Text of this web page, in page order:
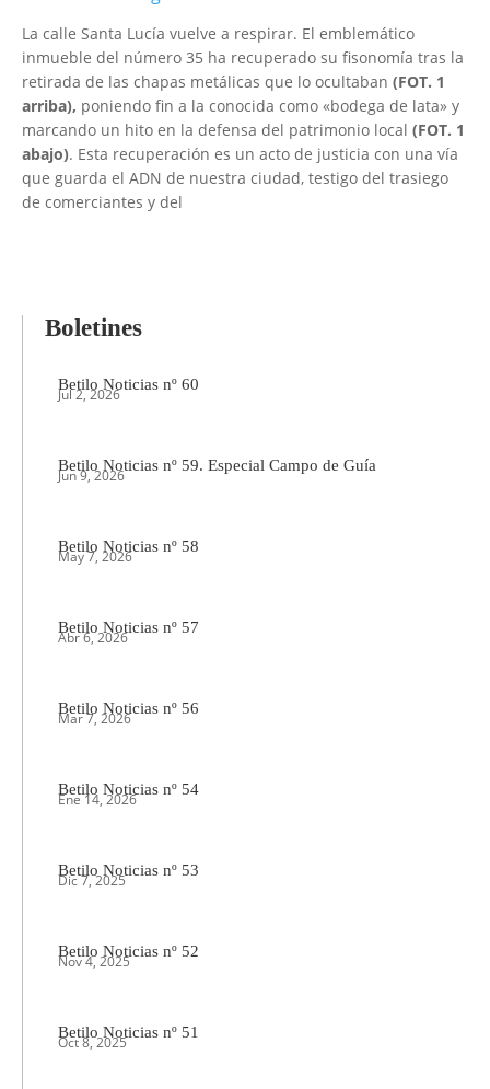
La calle Santa Lucía vuelve a respirar. El emblemático
inmueble del número 35 ha recuperado su fisonomía tras la
retirada de las chapas metálicas que lo ocultaban (FOT. 1
arriba), poniendo fin a la conocida como «bodega de lata» y
marcando un hito en la defensa del patrimonio local (FOT. 1
abajo). Esta recuperación es un acto de justicia con una vía
que guarda el ADN de nuestra ciudad, testigo del trasiego
de comerciantes y del
Boletines
Betilo Noticias nº 60
Jul 2, 2026
Betilo Noticias nº 59. Especial Campo de Guía
Jun 9, 2026
Betilo Noticias nº 58
May 7, 2026
Betilo Noticias nº 57
Abr 6, 2026
Betilo Noticias nº 56
Mar 7, 2026
Betilo Noticias nº 54
Ene 14, 2026
Betilo Noticias nº 53
Dic 7, 2025
Betilo Noticias nº 52
Nov 4, 2025
Betilo Noticias nº 51
Oct 8, 2025